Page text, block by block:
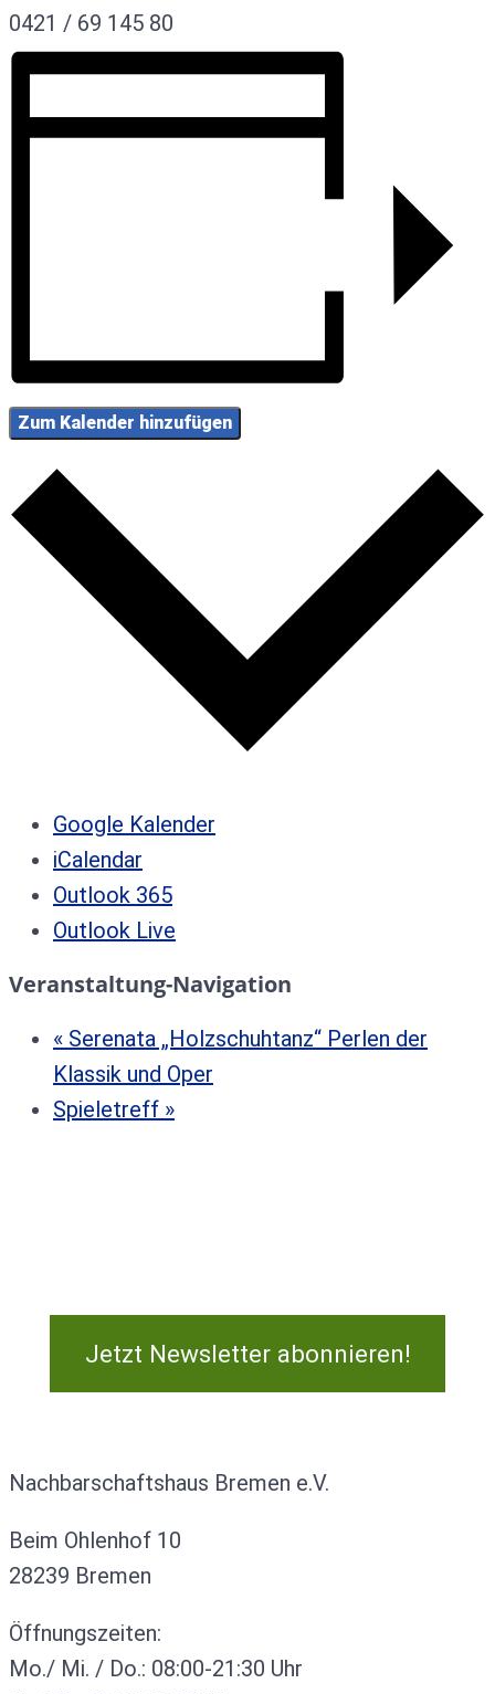
0421 / 69 145 80
Zum Kalender hinzufügen
Google Kalender
iCalendar
Outlook 365
Outlook Live
Veranstaltung-Navigation
« Serenata „Holzschuhtanz“ Perlen der
Klassik und Oper
Spieletreff »
Jetzt Newsletter abonnieren!
Nachbarschaftshaus Bremen e.V.
Beim Ohlenhof 10
28239 Bremen
Öffnungszeiten:
Mo./ Mi. / Do.: 08:00-21:30 Uhr